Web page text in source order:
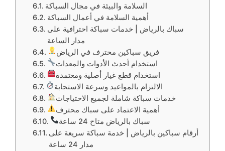
السلامة والبيئة في مجال السباكة
أهمية السلامة في أعمال السباكة
سباك بالرياض | خدمات سباكة احترافية على
مدار الساعة
فريق سباكين محترف في الرياض
استخدام أحدث الأدوات والمعدات
استخدام قطع غيار أصلية ومعتمدة
الالتزام بالمواعيد وسرعة الاستجابة
خدمات سباكة شاملة لجميع الاحتياجات
أهمية الاعتماد على سباك محترف
سباك بالرياض متاح 24 ساعة
أرقام سباكين بالرياض | خدمة سباكة سريعة على
مدار 24 ساعة